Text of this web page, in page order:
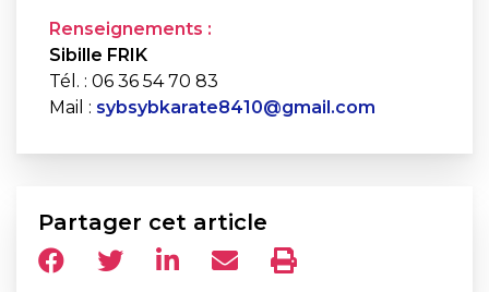
Renseignements :
Sibille FRIK
Tél. : 06 36 54 70 83
Mail : sybsybkarate8410@gmail.com
Partager cet article